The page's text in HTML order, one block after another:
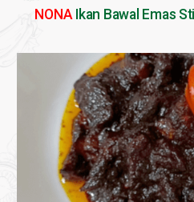
NONA Ikan Bawal Emas